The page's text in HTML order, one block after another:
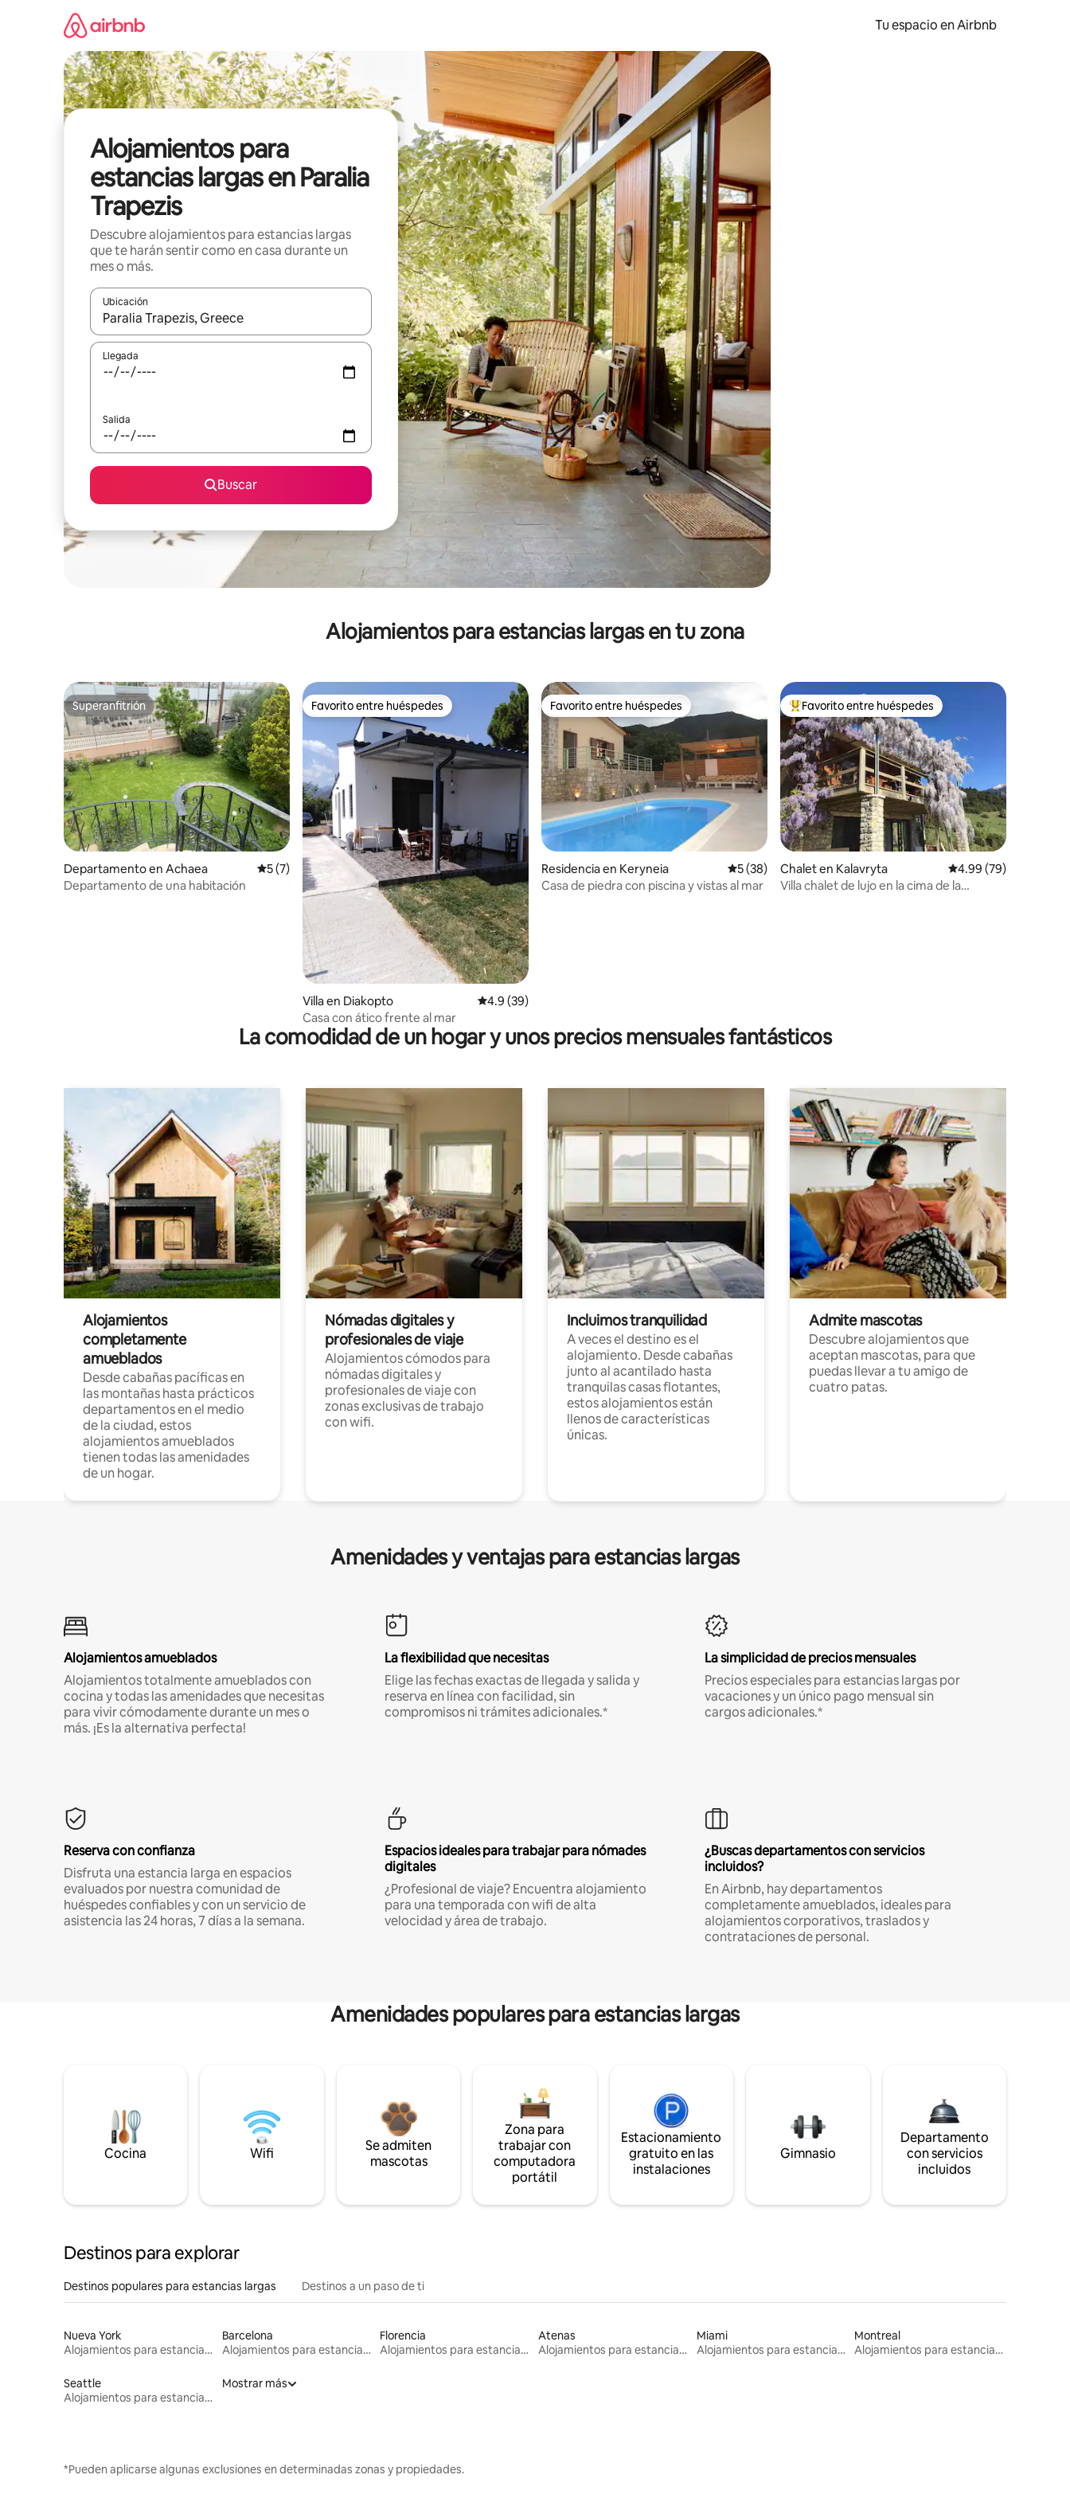
Tu espacio en Airbnb
Alojamientos para
estancias largas en Paralia
Trapezis
Descubre alojamientos para estancias largas
que te harán sentir como en casa durante un
mes o más.
Ubicación
Cuando los resultados estén disponibles, podrás navegar usando las teclas de las flechas hacia arriba y hacia abajo, o bien tocando y deslizando la pantalla.
Llegada
Salida
Buscar
Alojamientos para estancias largas en tu zona
Superanfitrión
Superanfitrión
Departamento en Achaea Calificación promedio: 5 de 5; 7 evaluaciones
5 (7)
Departamento de una habitación
Favorito entre huéspedes
Favorito entre huéspedes
Villa en Diakopto Calificación promedio: 4.9 de 5; 39 evaluaciones
4.9 (39)
Casa con ático frente al mar
Favorito entre huéspedes
Favorito entre huéspedes
Residencia en Keryneia Calificación promedio: 5 de 5; 38 evaluaciones
5 (38)
Casa de piedra con piscina y vistas al mar
De los mejores en Favorito entre huéspedes
Favorito entre huéspedes
Chalet en Kalavryta Calificación
4.99 (79)
Villa chalet de lujo en la cima de la
La comodidad de un hogar y unos precios mensuales fantásticos
Alojamientos
completamente
amueblados
Desde cabañas pacíficas en
las montañas hasta prácticos
departamentos en el medio
de la ciudad, estos
alojamientos amueblados
tienen todas las amenidades
de un hogar.
Nómadas digitales y
profesionales de viaje
Alojamientos cómodos para
nómadas digitales y
profesionales de viaje con
zonas exclusivas de trabajo
con wifi.
Incluimos tranquilidad
A veces el destino es el
alojamiento. Desde cabañas
junto al acantilado hasta
tranquilas casas flotantes,
estos alojamientos están
llenos de características
únicas.
Admite mascotas
Descubre alojamientos que
aceptan mascotas, para que
puedas llevar a tu amigo de
cuatro patas.
Amenidades y ventajas para estancias largas
Alojamientos amueblados
Alojamientos totalmente amueblados con
cocina y todas las amenidades que necesitas
para vivir cómodamente durante un mes o
más. ¡Es la alternativa perfecta!
La flexibilidad que necesitas
Elige las fechas exactas de llegada y salida y
reserva en línea con facilidad, sin
compromisos ni trámites adicionales.*
La simplicidad de precios mensuales
Precios especiales para estancias largas por
vacaciones y un único pago mensual sin
cargos adicionales.*
Reserva con confianza
Disfruta una estancia larga en espacios
evaluados por nuestra comunidad de
huéspedes confiables y con un servicio de
asistencia las 24 horas, 7 días a la semana.
Espacios ideales para trabajar para nómades
digitales
¿Profesional de viaje? Encuentra alojamiento
para una temporada con wifi de alta
velocidad y área de trabajo.
¿Buscas departamentos con servicios
incluidos?
En Airbnb, hay departamentos
completamente amueblados, ideales para
alojamientos corporativos, traslados y
contrataciones de personal.
Amenidades populares para estancias largas
Cocina Wifi
Se admiten
mascotas
Zona para
trabajar con
computadora
portátil
Estacionamiento
gratuito en las
instalaciones
Gimnasio
Departamento
con servicios
incluidos
Destinos para explorar
Destinos populares para estancias largas Destinos a un paso de ti
Nueva York
Alojamientos para estancias largas
Barcelona
Alojamientos para estancias largas
Florencia
Alojamientos para estancias largas
Atenas
Alojamientos para estancias largas
Miami
Alojamientos para estancias largas
Montreal
Alojamientos para estancias largas
Seattle
Alojamientos para estancias largas
Mostrar más
*Pueden aplicarse algunas exclusiones en determinadas zonas y propiedades.